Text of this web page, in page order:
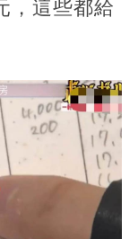
，這些都給